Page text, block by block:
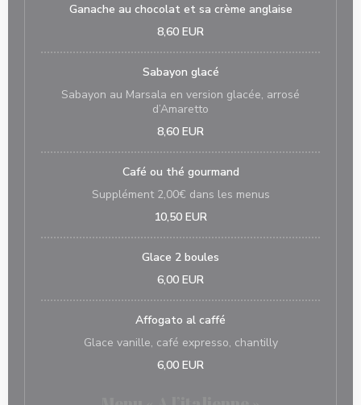
Ganache au chocolat et sa crème anglaise
8,60 EUR
Sabayon glacé
Sabayon au Marsala en version glacée, arrosé
d’Amaretto
8,60 EUR
Café ou thé gourmand
Supplément 2,00€ dans les menus
10,50 EUR
Glace 2 boules
6,00 EUR
Affogato al caffé
Glace vanille, café expresso, chantilly
6,00 EUR